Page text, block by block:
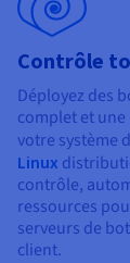
Contrôle
Déployez des
complet et
votre système
Linux
contrôle,
ressources
serveurs de
client.